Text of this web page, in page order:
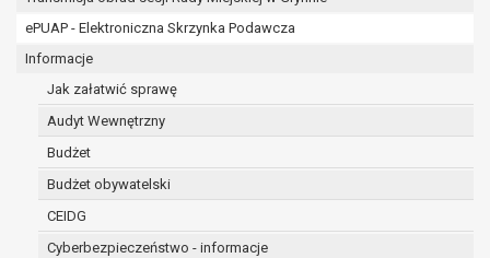
ePUAP - Elektroniczna Skrzynka Podawcza
Informacje
Jak załatwić sprawę
Audyt Wewnętrzny
Budżet
Budżet obywatelski
CEIDG
Cyberbezpieczeństwo - informacje
podmioty, które przetwarzają dane
osobowe w imieniu administratora na
osobowych;
podmioty upoważnione do odbioru danych
przepisów prawa.
Pani/Pana dane osobowe będą przetwarzane
przez okres niezbędny do realizacji celu dla jakiego
zostały zebrane oraz zgodnie z terminami